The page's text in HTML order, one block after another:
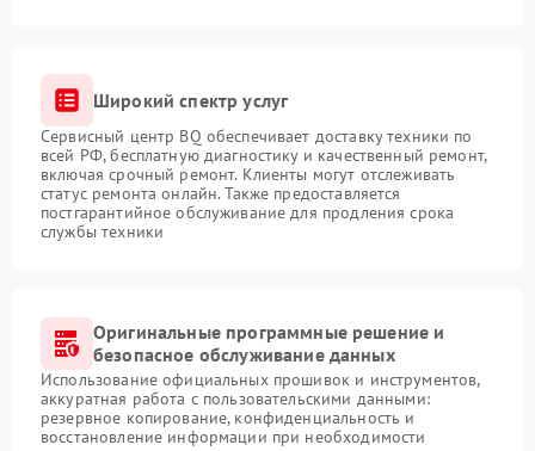
Широкий спектр услуг
Сервисный центр BQ обеспечивает доставку техники по
всей РФ, бесплатную диагностику и качественный ремонт,
включая срочный ремонт. Клиенты могут отслеживать
статус ремонта онлайн. Также предоставляется
постгарантийное обслуживание для продления срока
службы техники
Оригинальные программные решение и
безопасное обслуживание данных
Использование официальных прошивок и инструментов,
аккуратная работа с пользовательскими данными:
резервное копирование, конфиденциальность и
восстановление информации при необходимости